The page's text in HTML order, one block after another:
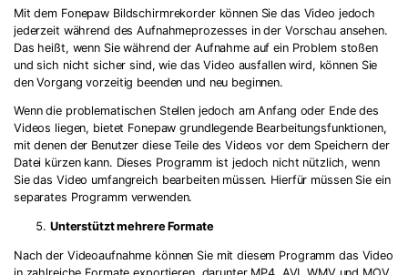
Mit dem Fonepaw Bildschirmrekorder können Sie das Video jedoch
jederzeit während des Aufnahmeprozesses in der Vorschau ansehen.
Das heißt, wenn Sie während der Aufnahme auf ein Problem stoßen
und sich nicht sicher sind, wie das Video ausfallen wird, können Sie
den Vorgang vorzeitig beenden und neu beginnen.
Wenn die problematischen Stellen jedoch am Anfang oder Ende des
Videos liegen, bietet Fonepaw grundlegende Bearbeitungsfunktionen,
mit denen der Benutzer diese Teile des Videos vor dem Speichern der
Datei kürzen kann. Dieses Programm ist jedoch nicht nützlich, wenn
Sie das Video umfangreich bearbeiten müssen. Hierfür müssen Sie ein
separates Programm verwenden.
Unterstützt mehrere Formate
Nach der Videoaufnahme können Sie mit diesem Programm das Video